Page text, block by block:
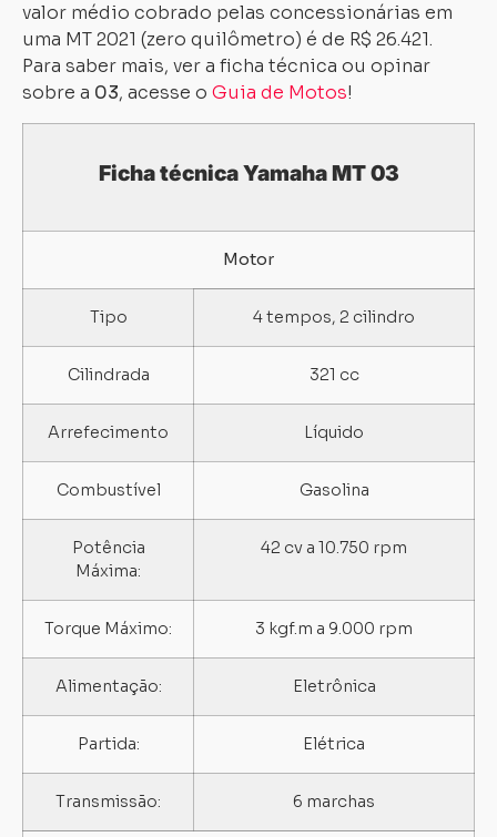
valor médio cobrado pelas concessionárias em
uma MT 2021 (zero quilômetro) é de R$ 26.421.
Para saber mais, ver a ficha técnica ou opinar
sobre a 03, acesse o Guia de Motos!
Ficha técnica Yamaha MT 03
Motor
Tipo 4 tempos, 2 cilindro
Cilindrada 321 cc
Arrefecimento Líquido
Combustível Gasolina
Potência
Máxima:
42 cv a 10.750 rpm
Torque Máximo: 3 kgf.m a 9.000 rpm
Alimentação: Eletrônica
Partida: Elétrica
Transmissão: 6 marchas